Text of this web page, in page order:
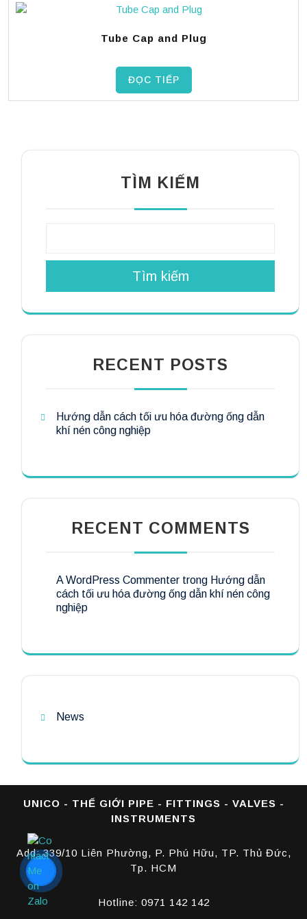
Tube Cap and Plug
ĐỌC TIẾP
TÌM KIẾM
Tìm kiếm
RECENT POSTS
Hướng dẫn cách tối ưu hóa đường ống dẫn
khí nén công nghiệp
RECENT COMMENTS
A WordPress Commenter trong Hướng dẫn
cách tối ưu hóa đường ống dẫn khí nén công
nghiệp
News
UNICO - THẾ GIỚI PIPE - FITTINGS - VALVES -
INSTRUMENTS
Add: 339/10 Liên Phường, P. Phú Hữu, TP. Thủ Đức,
Tp. HCM
Hotline: 0971 142 142